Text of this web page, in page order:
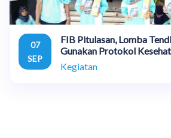
07
SEP
FIB Pitulasan, Lomba
Gunakan Protokol
Kegiatan